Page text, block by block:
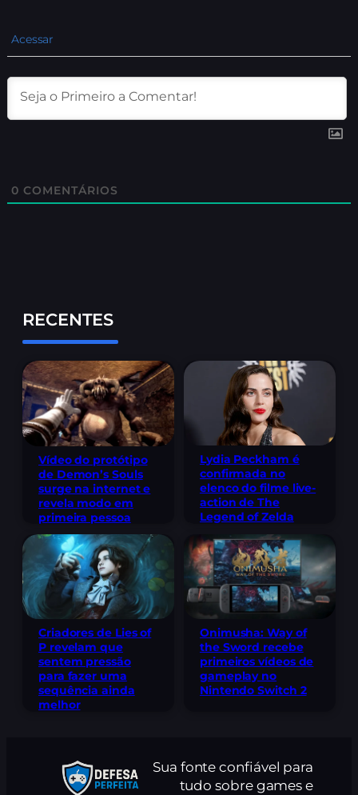
Acessar
0 COMENTÁRIOS
RECENTES
Vídeo do protótipo
de Demon’s Souls
surge na internet e
revela modo em
primeira pessoa
Lydia Peckham é
confirmada no
elenco do filme live-
action de The
Legend of Zelda
Criadores de Lies of
P revelam que
sentem pressão
para fazer uma
sequência ainda
melhor
Onimusha: Way of
the Sword recebe
primeiros vídeos de
gameplay no
Nintendo Switch 2
Sua fonte confiável para
tudo sobre games e